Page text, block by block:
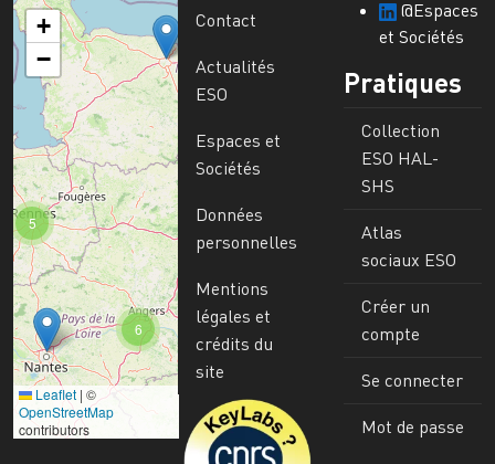
6
5
+
−
Leaflet | ©
OpenStreetMap
contributors
Contact
Actualités
ESO
Espaces et
Sociétés
Données
personnelles
Mentions
légales et
crédits du
site
Image
@Espaces
et Sociétés
Pratiques
Collection
ESO HAL-
SHS
Atlas
sociaux ESO
Créer un
compte
Se connecter
Mot de passe